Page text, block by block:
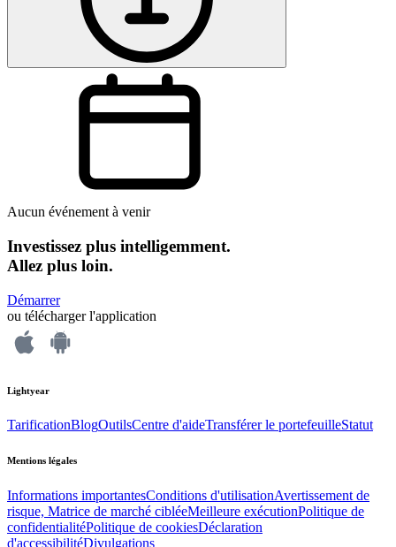
Aucun événement à venir
Investissez plus intelligemment.
Allez plus loin.
Démarrer
ou télécharger l'application
Lightyear
TarificationBlogOutilsCentre d'aideTransférer le portefeuilleStatut
Mentions légales
Informations importantesConditions d'utilisationAvertissement de
risque, Matrice de marché cibléeMeilleure exécutionPolitique de
confidentialitéPolitique de cookiesDéclaration
d'accessibilitéDivulgations